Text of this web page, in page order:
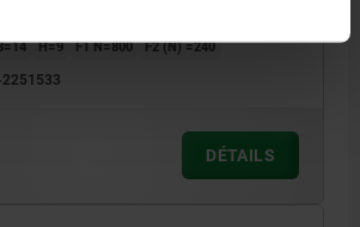
H=9 F1 N=800 F2 (N) =240
DÉTAILS